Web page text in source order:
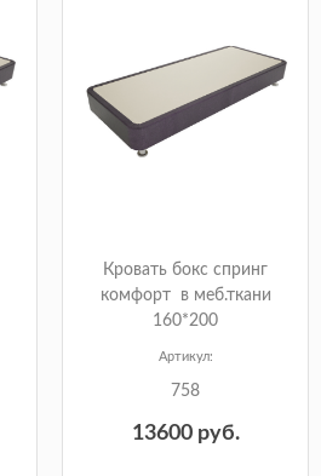
Кровать бокс спринг
комфорт в меб.ткани
160*200
Артикул:
758
13600руб.